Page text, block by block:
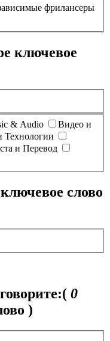
фрилансеры
ключевое
& Audio
Видео и
Технологии
и Перевод
слово
( 0
)